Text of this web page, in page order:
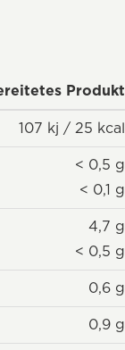
Produkt
107 kj / 25 kcal
< 0,5 g
< 0,1 g
4,7 g
< 0,5 g
0,6 g
0,9 g